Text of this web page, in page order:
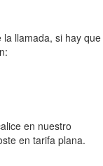
llamada, si hay que
en nuestro
en tarifa plana.